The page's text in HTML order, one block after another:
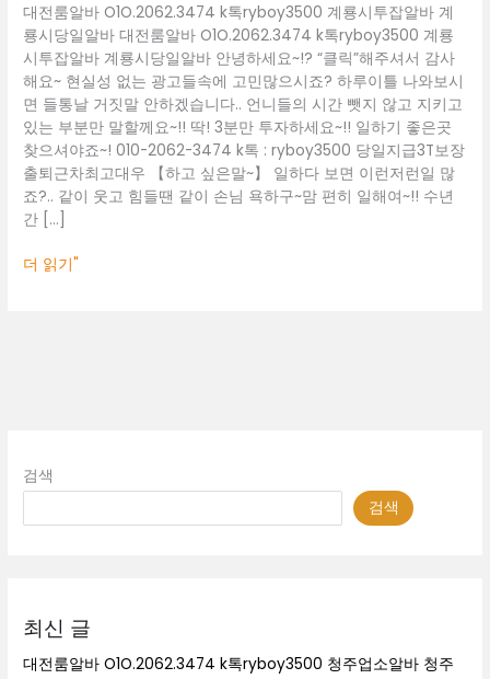
대전룸알바 O1O.2062.3474 k톡ryboy3500 계룡시투잡알바 계
룡시당일알바 대전룸알바 O1O.2062.3474 k톡ryboy3500 계룡
시투잡알바 계룡시당일알바 안녕하세요~!? “클릭”해주셔서 감사
해요~ 현실성 없는 광고들속에 고민많으시죠? 하루이틀 나와보시
면 들통날 거짓말 안하겠습니다.. 언니들의 시간 뺏지 않고 지키고
있는 부분만 말할께요~!! 딱! 3분만 투자하세요~!! 일하기 좋은곳
찾으셔야죠~! 010-2062-3474 k톡 : ryboy3500 당일지급3T보장
출퇴근차최고대우 【하고 싶은말~】 일하다 보면 이런저런일 많
죠?.. 같이 웃고 힘들땐 같이 손님 욕하구~맘 편히 일해여~!! 수년
간 […]
투
잡
알
바
계
룡
시
당
일
알
더 읽기"
검색
검색
최신 글
대전룸알바 O1O.2062.3474 k톡ryboy3500 청주업소알바 청주